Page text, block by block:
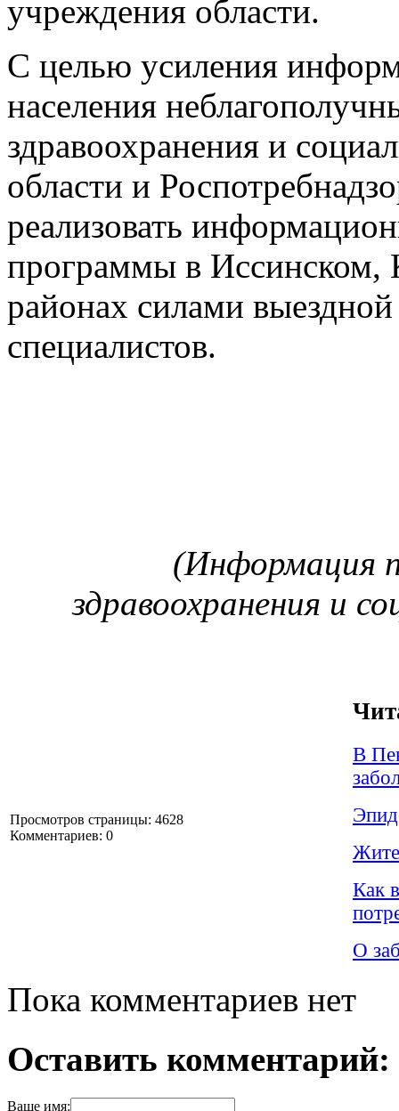
учреждения области.
С целью усиления
населения
здравоохранения и
области и
реализовать
программы в Иссинском,
районах силами
специалистов.
(Информация
здравоохранения и
Просмотров страницы: 4628
Комментариев: 0
В
Как
О
Пока комментариев нет
Оставить комментарий:
Ваше имя: